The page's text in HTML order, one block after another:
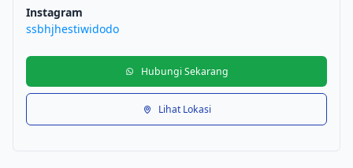
Instagram
ssbhjhestiwidodo
Hubungi Sekarang
Lihat Lokasi